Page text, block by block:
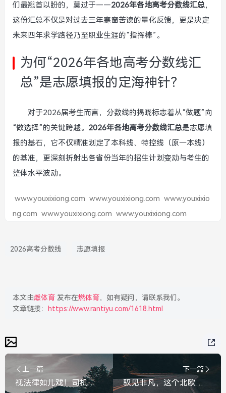
们最翘首以盼的，莫过于——2026年各地高考分数线汇总，
这份汇总不仅是对过去三年寒窗苦读的量化反馈，更是决定
未来四年求学路径乃至职业生涯的“指挥棒”。
为何“2026年各地高考分数线汇
总”是志愿填报的定海神针？
对于2026届考生而言，分数线的揭晓标志着从“做题”向
“做选择”的关键跨越。 2026年各地高考分数线汇总是志愿填
报的基石，它不仅精准划定了本科线、特控线（原一本线）
的基准，更深刻折射出各省份当年的招生计划变动与考生的
整体水平波动。
www.youxixiong.com www.youxixiong.com www.youxixio
ng.com www.youxixiong.com www.youxixiong.com
2026高考分数线 志愿填报
本文由燃体育 发布在燃体育，如有疑问，请联系我们。
文章链接：
https://www.rantiyu.com/1618.html
上一篇
视法律如儿戏！司机多次故意闯红灯被行拘8日，安全底线不容践踏
下一篇
驭见非凡，这个北欧大个子 到底还有多少惊喜？驭见非凡，北欧大个子究竟还有多少惊喜？